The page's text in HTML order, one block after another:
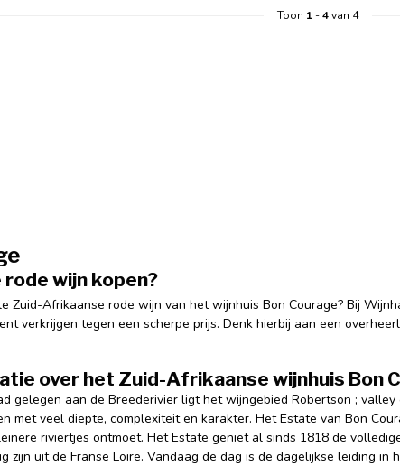
Toon 1-4van 4
rode wijn kopen?
Zuid-Afrikaanse rode wijn van het wijnhuis Bon Courage? Bij
verkrijgen tegen een scherpe prijs. Denk hierbij aan een
over het Zuid-Afrikaanse wijnhuis Bon
gelegen aan de Breederivier ligt het wijngebied Robertson ;
met veel diepte, complexiteit en karakter. Het Estate van Bon
riviertjes ontmoet. Het Estate geniet al sinds 1818 de
zijn uit de Franse Loire. Vandaag de dag is de dagelijkse leiding in